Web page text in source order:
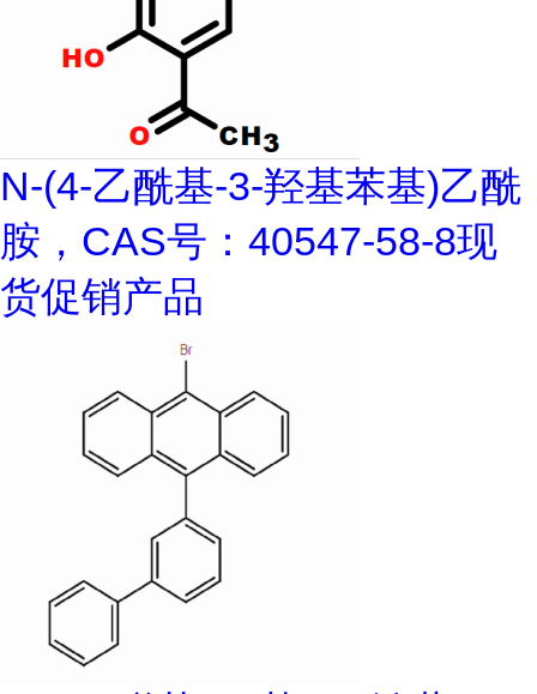
N-(4-乙酰基-3-羟基苯基)乙酰
胺，CAS号：40547-58-8现
货促销产品